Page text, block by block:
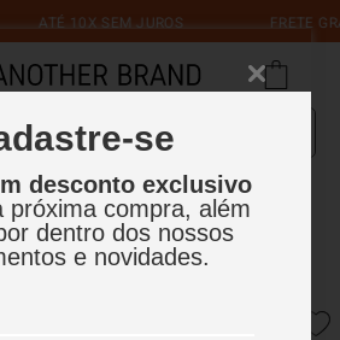
se
desconto exclusivo
próxima compra, além
dentro dos nossos
e novidades.
ATÉ 10X SEM JUROS FRETE
Short 4Way California 70
70